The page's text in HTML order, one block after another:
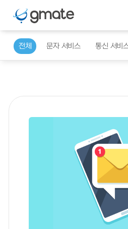
지금 바로 문
지메이트가 함
전체 문자 서비스 통신 서비